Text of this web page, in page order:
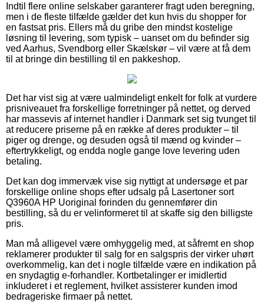
Indtil flere online selskaber garanterer fragt uden beregning,
men i de fleste tilfælde gælder det kun hvis du shopper for
en fastsat pris. Ellers må du gribe den mindst kostelige
løsning til levering, som typisk – uanset om du befinder sig
ved Aarhus, Svendborg eller Skælskør – vil være at få dem
til at bringe din bestilling til en pakkeshop.
Det har vist sig at være ualmindeligt enkelt for folk at vurdere
prisniveauet fra forskellige forretninger på nettet, og derved
har massevis af internet handler i Danmark set sig tvunget til
at reducere priserne på en række af deres produkter – til
piger og drenge, og desuden også til mænd og kvinder –
eftertrykkeligt, og endda nogle gange love levering uden
betaling.
Det kan dog immervæk vise sig nyttigt at undersøge et par
forskellige online shops efter udsalg på Lasertoner sort
Q3960A HP Uoriginal forinden du gennemfører din
bestilling, så du er velinformeret til at skaffe sig den billigste
pris.
Man må alligevel være omhyggelig med, at såfremt en shop
reklamerer produkter til salg for en salgspris der virker uhørt
overkommelig, kan det i nogle tilfælde være en indikation på
en snydagtig e-forhandler. Kortbetalinger er imidlertid
inkluderet i et reglement, hvilket assisterer kunden imod
bedrageriske firmaer på nettet.